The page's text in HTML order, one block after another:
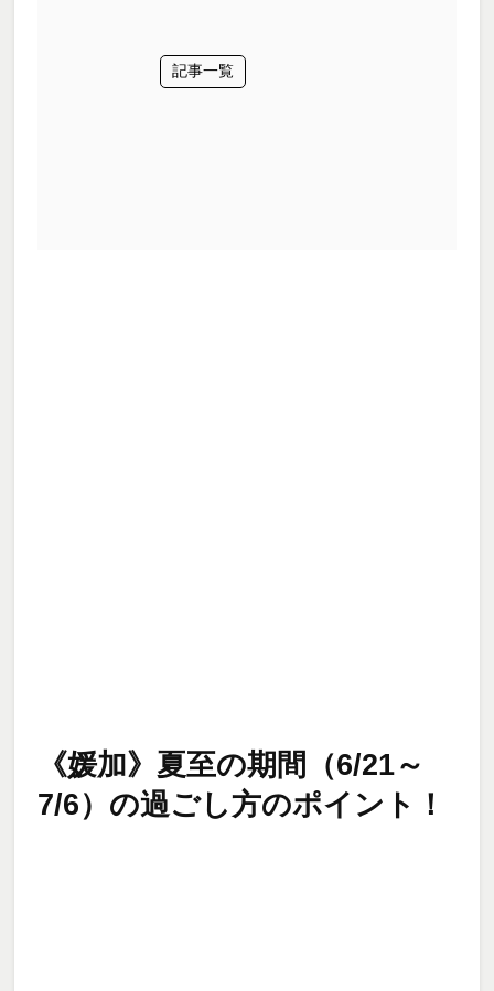
記事一覧
《媛加》夏至の期間（6/21～
7/6）の過ごし方のポイント！